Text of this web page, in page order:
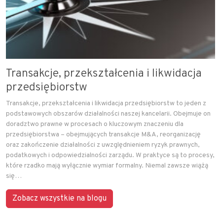
Transakcje, przekształcenia i likwidacja
przedsiębiorstw
Transakcje, przekształcenia i likwidacja przedsiębiorstw to jeden z
podstawowych obszarów działalności naszej kancelarii. Obejmuje on
doradztwo prawne w procesach o kluczowym znaczeniu dla
przedsiębiorstwa – obejmujących transakcje M&A, reorganizację
oraz zakończenie działalności z uwzględnieniem ryzyk prawnych,
podatkowych i odpowiedzialności zarządu. W praktyce są to procesy,
które rzadko mają wyłącznie wymiar formalny. Niemal zawsze wiążą
się…
Zobacz wszystkie na blogu